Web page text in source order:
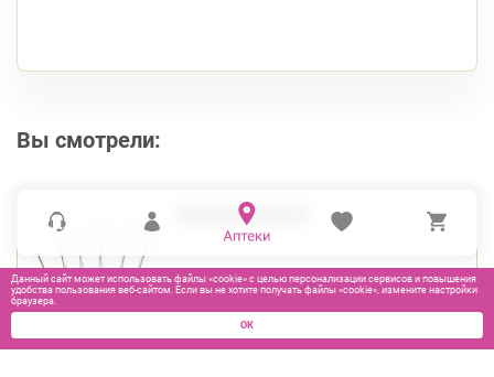
Вы смотрели:
КАТЕТЕР В/В №20
65₽
Данный сайт может использовать файлы «cookie» с целью персонализации сервисов и повышения
удобства пользования веб-сайтом. Если вы не хотите получать файлы «cookie», измените настройки
браузера.
ОК